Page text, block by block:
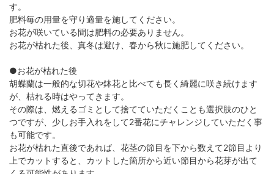
す。
肥料毎の用量を守り適量を施してください。
お花が咲いている間は肥料の必要ありません。
お花が枯れた後、真冬は避け、春から秋に施肥してください。
●お花が枯れた後
胡蝶蘭は一般的な切花や鉢花と比べても長く綺麗に咲き続けます
が、枯れる時はやってきます。
その際は、燃えるゴミとして捨てていただくことも選択肢のひと
つですが、少しお手入れをして2番花にチャレンジしていただく事
も可能です。
お花が枯れた直後であれば、花茎の節目を下から数えて2節目より
上でカットすると、カットした箇所から近い節目から花芽が出て